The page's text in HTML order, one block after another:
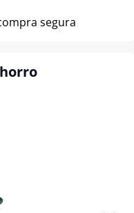
segura